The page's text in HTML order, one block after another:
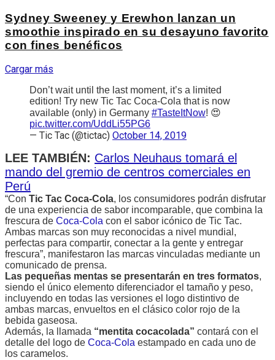
Sydney Sweeney y Erewhon lanzan un
smoothie inspirado en su desayuno favorito
con fines benéficos
Cargar más
Don’t wait until the last moment, it’s a limited
edition! Try new Tic Tac Coca-Cola that is now
available (only) in Germany #TasteItNow! 😍
pic.twitter.com/UddLi55PG6
— Tic Tac (@tictac) October 14, 2019
LEE TAMBIÉN: Carlos Neuhaus tomará el
mando del gremio de centros comerciales en
Perú
“Con Tic Tac Coca-Cola, los consumidores podrán disfrutar
de una experiencia de sabor incomparable, que combina la
frescura de Coca-Cola con el sabor icónico de Tic Tac.
Ambas marcas son muy reconocidas a nivel mundial,
perfectas para compartir, conectar a la gente y entregar
frescura”, manifestaron las marcas vinculadas mediante un
comunicado de prensa.
Las pequeñas mentas se presentarán en tres formatos,
siendo el único elemento diferenciador el tamaño y peso,
incluyendo en todas las versiones el logo distintivo de
ambas marcas, envueltos en el clásico color rojo de la
bebida gaseosa.
Además, la llamada “mentita cocacolada” contará con el
detalle del logo de Coca-Cola estampado en cada uno de
los caramelos.